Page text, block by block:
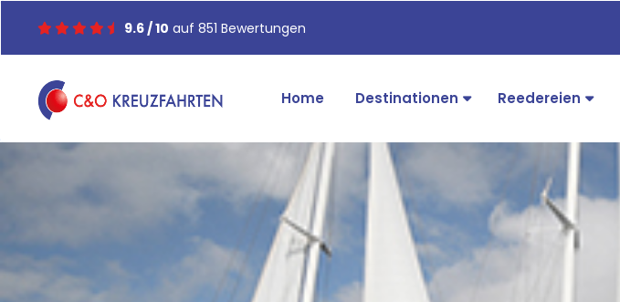
9.6 / 10 auf 851 Bewertungen
Home Destinationen Reedereien